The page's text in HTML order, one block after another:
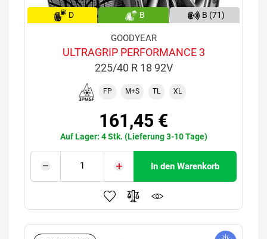
D B B (71)
GOODYEAR
ULTRAGRIP PERFORMANCE 3
225/40 R 18 92V
FP M+S TL XL
161,45 €
Auf Lager: 4 Stk. (Lieferung 3-10 Tage)
In den Warenkorb